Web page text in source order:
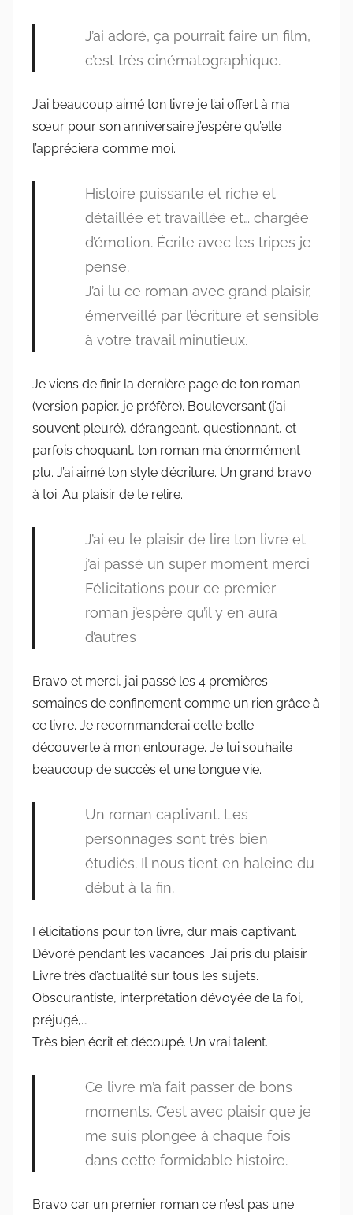
J’ai adoré, ça pourrait faire un film,
c’est très cinématographique.
J’ai beaucoup aimé ton livre je l’ai offert à ma
sœur pour son anniversaire j’espère qu’elle
l’appréciera comme moi.
Histoire puissante et riche et
détaillée et travaillée et… chargée
d’émotion. Écrite avec les tripes je
pense.
J’ai lu ce roman avec grand plaisir,
émerveillé par l’écriture et sensible
à votre travail minutieux.
Je viens de finir la dernière page de ton roman
(version papier, je préfère). Bouleversant (j’ai
souvent pleuré), dérangeant, questionnant, et
parfois choquant, ton roman m’a énormément
plu. J’ai aimé ton style d’écriture. Un grand bravo
à toi. Au plaisir de te relire.
J’ai eu le plaisir de lire ton livre et
j’ai passé un super moment merci
Félicitations pour ce premier
roman j’espère qu’il y en aura
d’autres
Bravo et merci, j’ai passé les 4 premières
semaines de confinement comme un rien grâce à
ce livre. Je recommanderai cette belle
découverte à mon entourage. Je lui souhaite
beaucoup de succès et une longue vie.
Un roman captivant. Les
personnages sont très bien
étudiés. Il nous tient en haleine du
début à la fin.
Félicitations pour ton livre, dur mais captivant.
Dévoré pendant les vacances. J’ai pris du plaisir.
Livre très d’actualité sur tous les sujets.
Obscurantiste, interprétation dévoyée de la foi,
préjugé,…
Très bien écrit et découpé. Un vrai talent.
Ce livre m’a fait passer de bons
moments. C’est avec plaisir que je
me suis plongée à chaque fois
dans cette formidable histoire.
Bravo car un premier roman ce n’est pas une